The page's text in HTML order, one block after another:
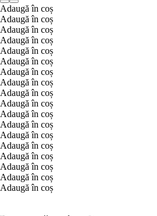
Adaugă în coș
Adaugă în coș
Adaugă în coș
Adaugă în coș
Adaugă în coș
Adaugă în coș
Adaugă în coș
Adaugă în coș
Adaugă în coș
Adaugă în coș
Adaugă în coș
Adaugă în coș
Adaugă în coș
Adaugă în coș
Adaugă în coș
Adaugă în coș
Adaugă în coș
Adaugă în coș